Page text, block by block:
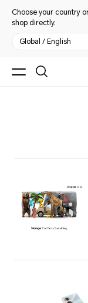
Choose your country
shop directly.
Global / English